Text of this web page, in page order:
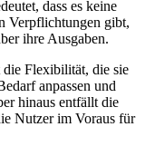
dass es keine
Verpflichtungen gibt,
ihre Ausgaben.
Flexibilität, die sie
anpassen und
hinaus entfällt die
Nutzer im Voraus für